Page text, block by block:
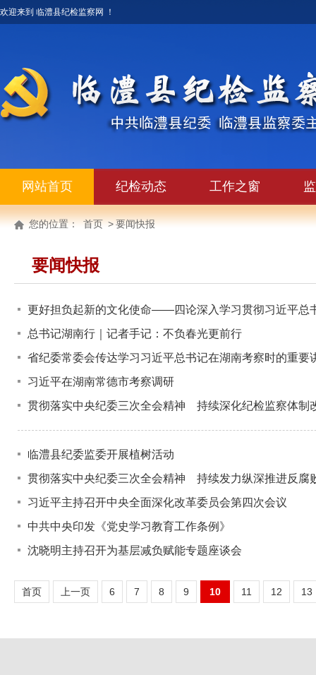
欢迎来到 临澧县纪检监察网 ！
网站首页 纪检动态 工作之窗
您的位置：首页>要闻快报
要闻快报
更好担负起新的文化使命——四论深入学习贯彻习近平总
总书记湖南行｜记者手记：不负春光更前行
省纪委常委会传达学习习近平总书记在湖南考察时的重要
习近平在湖南常德市考察调研
贯彻落实中央纪委三次全会精神 持续深化纪检监察体制
临澧县纪委监委开展植树活动
贯彻落实中央纪委三次全会精神 持续发力纵深推进反腐
习近平主持召开中央全面深化改革委员会第四次会议
中共中央印发《党史学习教育工作条例》
沈晓明主持召开为基层减负赋能专题座谈会
首页 上一页 6 7 8 9 10 11 12 13